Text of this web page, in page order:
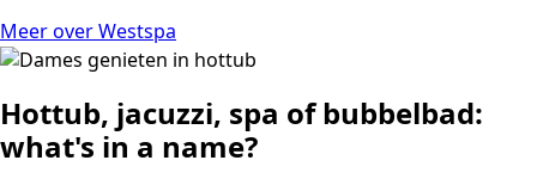
Meer over Westspa
Hottub, jacuzzi, spa of bubbelbad:
what's in a name?